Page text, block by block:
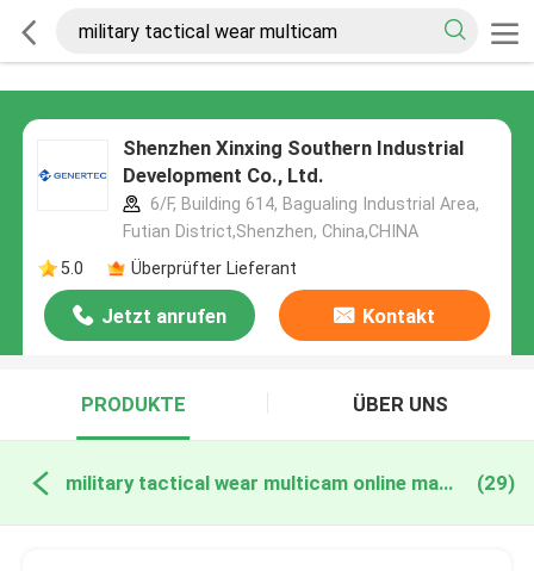
Shenzhen Xinxing Southern Industrial
Development Co., Ltd.
6/F, Building 614, Bagualing Industrial Area,
Futian District,Shenzhen, China,CHINA
5.0
Überprüfter Lieferant
Jetzt anrufen Kontakt
PRODUKTE ÜBER UNS
military tactical wear multicam online manufacture (29)